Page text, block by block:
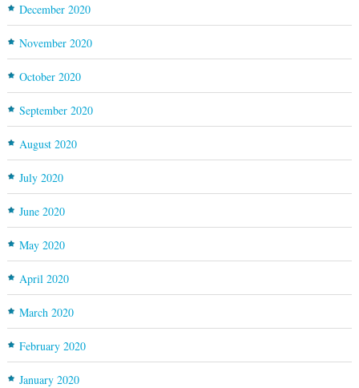
December 2020
November 2020
October 2020
September 2020
August 2020
July 2020
June 2020
May 2020
April 2020
March 2020
February 2020
January 2020